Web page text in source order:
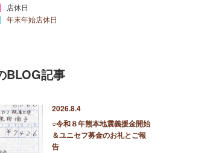
店休日
年末年始店休日
BLOG記事
2026.8.4
○令和８年熊本地震義援金開始
＆ユニセフ募金のお礼とご報
告